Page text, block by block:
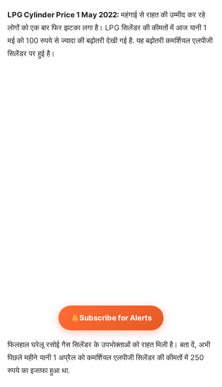
LPG Cylinder Price 1 May 2022:महंगाई से राहत की उम्मीद कर रहे
लोगों को एक बार फिर झटका लगा है। LPG सिलेंडर की कीमतों में आज यानी 1
मई को 100 रुपये से ज्यादा की बढ़ोतरी देखी गई है.यह बढ़ोतरी कमर्शियल एलपीजी
सिलेंडर पर हुई है।
Subscribe for Alerts
फिलहाल घरेलू रसोई गैस सिलेंडर के उपभोक्ताओं को राहत मिली है।बता दें, अभी
पिछले महीने यानी 1 अप्रैल को कमर्शियल एलपीजी सिलेंडर की कीमतों में 250
रुपये का इजाफा हुआ था.